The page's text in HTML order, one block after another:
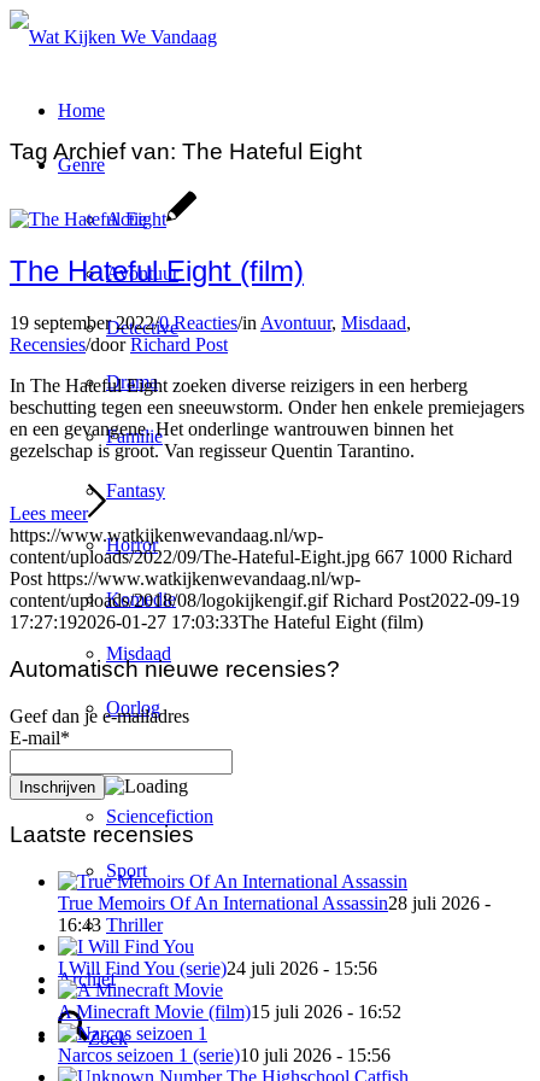
Home
Genre
Actie
Avontuur
Detective
Drama
Familie
Fantasy
Horror
Komedie
Misdaad
Oorlog
Sciencefiction
Sport
Thriller
Archief
Zoek
Tag Archief van: The Hateful Eight
The Hateful Eight (film)
19 september 2022/0 Reacties/in Avontuur, Misdaad,
Recensies/doorRichard Post
In The Hateful Eight zoeken diverse reizigers in een herberg
beschutting tegen een sneeuwstorm. Onder hen enkele premiejagers
en een gevangene. Het onderlinge wantrouwen binnen het
gezelschap is groot. Van regisseur Quentin Tarantino.
Lees meer
https://www.watkijkenwevandaag.nl/wp-
content/uploads/2022/09/The-Hateful-Eight.jpg 667 1000 Richard
Post https://www.watkijkenwevandaag.nl/wp-
content/uploads/2018/08/logokijkengif.gif Richard Post2022-09-19
17:27:192026-01-27 17:03:33The Hateful Eight (film)
Automatisch nieuwe recensies?
Geef dan je e-mailadres
E-mail*
Laatste recensies
True Memoirs Of An International Assassin28 juli 2026 -
16:43
I Will Find You (serie)24 juli 2026 - 15:56
A Minecraft Movie (film)15 juli 2026 - 16:52
Narcos seizoen 1 (serie)10 juli 2026 - 15:56